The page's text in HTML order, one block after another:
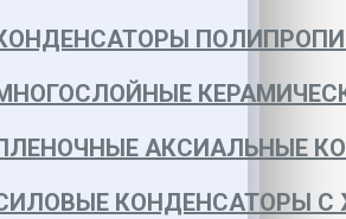
АКСИАЛЬНЫЕ
КОНДЕНСАТОРЫ